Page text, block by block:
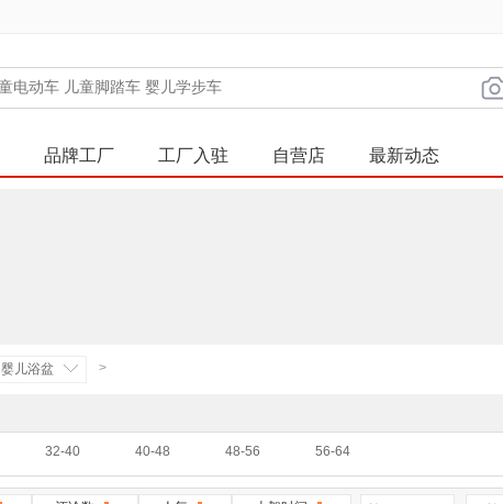
品牌工厂 工厂入驻 自营店 最新动态
婴儿浴盆 >
32-40 40-48 48-56 56-64